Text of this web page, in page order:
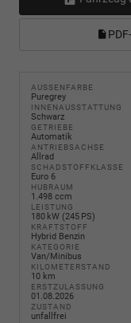
AUSSENFARBE
Puregrey
INNENAUSSTATTUNG
Schwarz
GETRIEBE
Automatik
ANTRIEBSACHSE
Allrad
SCHADSTOFFKLASSE
Euro 6
HUBRAUM
1.498 ccm
LEISTUNG
180 kW (245 PS)
KRAFTSTOFF
Hybrid Benzin
KATEGORIE
Van/Minibus
KILOMETERSTAND
10 km
ERSTZULASSUNG
01.08.2026
ZUSTAND
unfallfrei